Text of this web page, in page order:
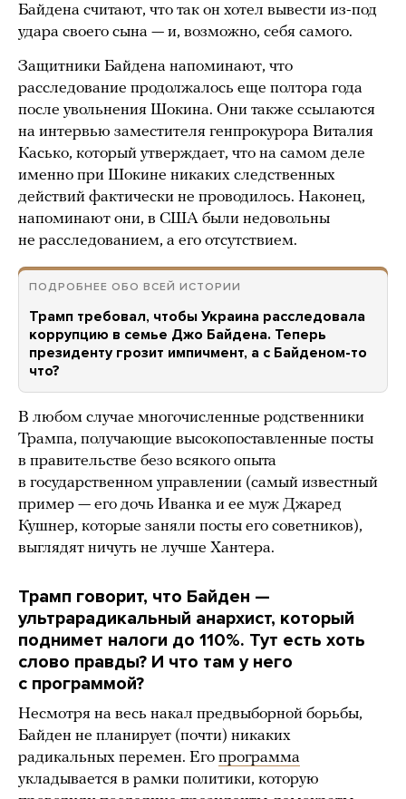
Байдена считают, что так он хотел вывести из-под
удара своего сына — и, возможно, себя самого.
Защитники Байдена напоминают, что
расследование продолжалось еще полтора года
после увольнения Шокина. Они также ссылаются
на интервью заместителя генпрокурора Виталия
Касько, который утверждает, что на самом деле
именно при Шокине никаких следственных
действий фактически не проводилось. Наконец,
напоминают они, в США были недовольны
не расследованием, а его отсутствием.
ПОДРОБНЕЕ ОБО ВСЕЙ ИСТОРИИ
Трамп требовал, чтобы Украина расследовала
коррупцию в семье Джо Байдена. Теперь
президенту грозит импичмент, а с Байденом-то
что?
В любом случае многочисленные родственники
Трампа, получающие высокопоставленные посты
в правительстве безо всякого опыта
в государственном управлении (самый известный
пример — его дочь Иванка и ее муж Джаред
Кушнер, которые заняли посты его советников),
выглядят ничуть не лучше Хантера.
Трамп говорит, что Байден —
ультрарадикальный анархист, который
поднимет налоги до 110%. Тут есть хоть
слово правды? И что там у него
с программой?
Несмотря на весь накал предвыборной борьбы,
Байден не планирует (почти) никаких
радикальных перемен. Его программа
укладывается в рамки политики, которую